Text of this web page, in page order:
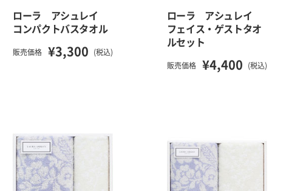
ローラ アシュレイ
コンパクトバスタオル
販売価格 ¥3,300 (税込)
ローラ アシュレイ
フェイス・ゲストタオ
ルセット
販売価格 ¥4,400 (税込)